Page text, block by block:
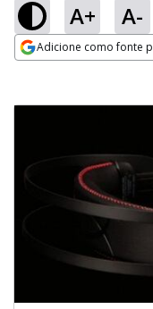
A+ A-
Adicione como fonte